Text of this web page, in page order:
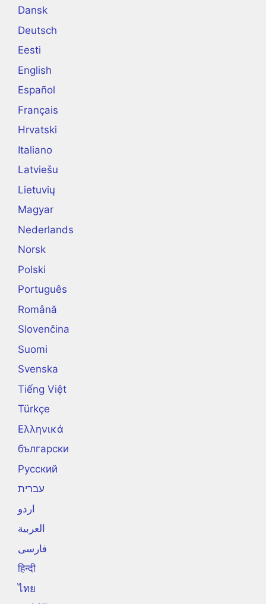
Dansk
Deutsch
Eesti
English
Español
Français
Hrvatski
Italiano
Latviešu
Lietuvių
Magyar
Nederlands
Norsk
Polski
Português
Română
Slovenčina
Suomi
Svenska
Tiếng Việt
Türkçe
Ελληνικά
български
Русский
עברית
اردو
العربية
فارسی
हिन्दी
ไทย